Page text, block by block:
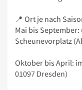
📍 Ort je nach
Mai bis
Scheunevorplatz
Oktober bis April:
01097 Dresden)